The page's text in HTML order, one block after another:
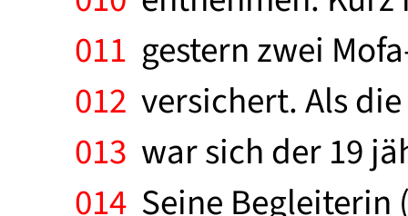
011 gestern zwei
012 versichert. Als
013 war sich der 19
014 Seine Begleiterin